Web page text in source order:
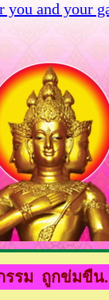
you and your
รรม ถูกข่มขืน